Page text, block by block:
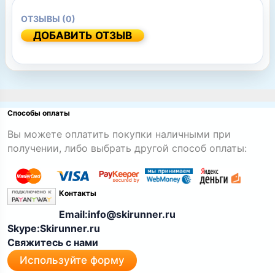
ОТЗЫВЫ (0)
ДОБАВИТЬ ОТЗЫВ
Способы оплаты
Вы можете оплатить покупки наличными при
получении, либо выбрать другой способ оплаты:
Контакты
Email:info@skirunner.ru
Skype:Skirunner.ru
Свяжитесь с нами
Используйте форму